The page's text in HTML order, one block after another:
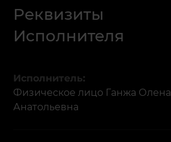
Реквизиты
Исполнителя
Исполнитель:
Физическое лицо Ганжа Олена
Анатольевна